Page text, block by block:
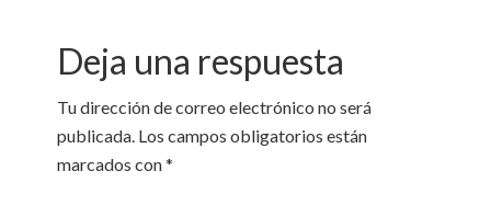
Deja una respuesta
Tu dirección de correo electrónico no será
publicada. Los campos obligatorios están
marcados con*